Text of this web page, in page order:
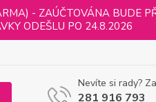
- ZAÚČTOVÁNA BUDE
ODEŠLU PO 24.8.2026
Nevíte si rady?
281 916 793